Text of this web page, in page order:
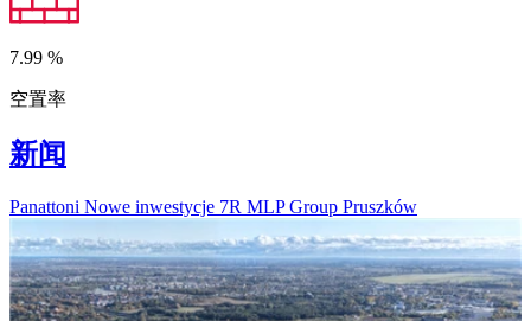
7.99 %
空置率
新闻
Panattoni Nowe inwestycje 7R MLP Group Pruszków